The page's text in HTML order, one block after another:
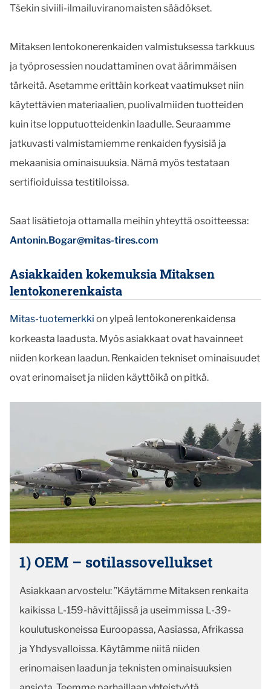
Tšekin siviili-ilmailuviranomaisten säädökset.
Mitaksen lentokonerenkaiden valmistuksessa tarkkuus
ja työprosessien noudattaminen ovat äärimmäisen
tärkeitä. Asetamme erittäin korkeat vaatimukset niin
käytettävien materiaalien, puolivalmiiden tuotteiden
kuin itse lopputuotteidenkin laadulle. Seuraamme
jatkuvasti valmistamiemme renkaiden fyysisiä ja
mekaanisia ominaisuuksia. Nämä myös testataan
sertifioiduissa testitiloissa.
Saat lisätietoja ottamalla meihin yhteyttä osoitteessa:
Antonin.Bogar@mitas-tires.com
Asiakkaiden kokemuksia Mitaksen
lentokonerenkaista
Mitas-tuotemerkki on ylpeä lentokonerenkaidensa
korkeasta laadusta. Myös asiakkaat ovat havainneet
niiden korkean laadun. Renkaiden tekniset ominaisuudet
ovat erinomaiset ja niiden käyttöikä on pitkä.
1) OEM – sotilassovellukset
Asiakkaan arvostelu: ”Käytämme Mitaksen renkaita
kaikissa L-159-hävittäjissä ja useimmissa L-39-
koulutuskoneissa Euroopassa, Aasiassa, Afrikassa
ja Yhdysvalloissa. Käytämme niitä niiden
erinomaisen laadun ja teknisten ominaisuuksien